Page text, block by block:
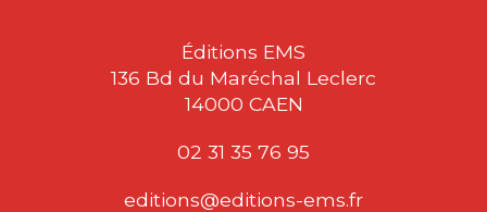
Éditions EMS
136 Bd du Maréchal Leclerc
14000 CAEN
02 31 35 76 95
editions@editions-ems.fr